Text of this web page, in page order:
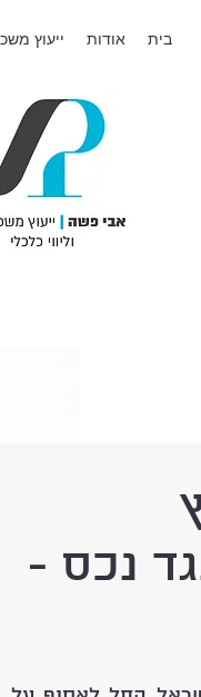
בית אודות ייעוץ
נכס -